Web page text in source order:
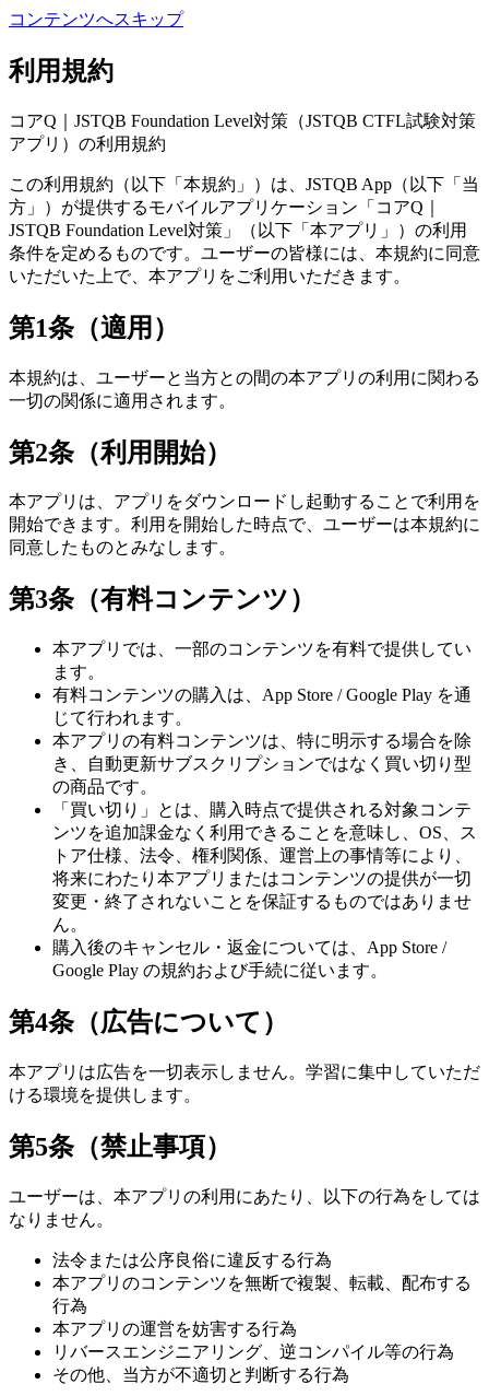
コンテンツへスキップ
利用規約
コアQ｜JSTQB Foundation Level対策（JSTQB CTFL試験対策
アプリ）の利用規約
この利用規約（以下「本規約」）は、JSTQB App（以下「当
方」）が提供するモバイルアプリケーション「コアQ｜
JSTQB Foundation Level対策」（以下「本アプリ」）の利用
条件を定めるものです。ユーザーの皆様には、本規約に同意
いただいた上で、本アプリをご利用いただきます。
第1条（適用）
本規約は、ユーザーと当方との間の本アプリの利用に関わる
一切の関係に適用されます。
第2条（利用開始）
本アプリは、アプリをダウンロードし起動することで利用を
開始できます。利用を開始した時点で、ユーザーは本規約に
同意したものとみなします。
第3条（有料コンテンツ）
本アプリでは、一部のコンテンツを有料で提供してい
ます。
有料コンテンツの購入は、App Store / Google Play を通
じて行われます。
本アプリの有料コンテンツは、特に明示する場合を除
き、自動更新サブスクリプションではなく買い切り型
の商品です。
「買い切り」とは、購入時点で提供される対象コンテ
ンツを追加課金なく利用できることを意味し、OS、ス
トア仕様、法令、権利関係、運営上の事情等により、
将来にわたり本アプリまたはコンテンツの提供が一切
変更・終了されないことを保証するものではありませ
ん。
購入後のキャンセル・返金については、App Store /
Google Play の規約および手続に従います。
第4条（広告について）
本アプリは広告を一切表示しません。学習に集中していただ
ける環境を提供します。
第5条（禁止事項）
ユーザーは、本アプリの利用にあたり、以下の行為をしては
なりません。
法令または公序良俗に違反する行為
本アプリのコンテンツを無断で複製、転載、配布する
行為
本アプリの運営を妨害する行為
リバースエンジニアリング、逆コンパイル等の行為
その他、当方が不適切と判断する行為